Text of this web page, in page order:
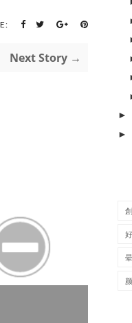
Next Story →
►
►